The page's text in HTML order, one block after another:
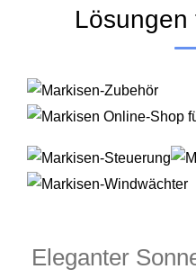
Lösungen
Eleganter